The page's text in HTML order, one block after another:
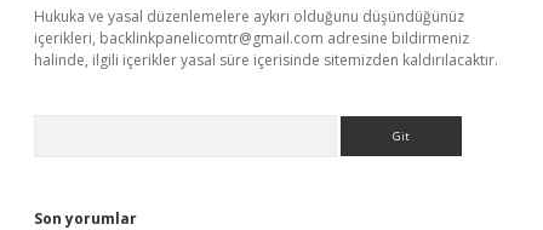
Hukuka ve yasal düzenlemelere aykırı olduğunu düşündüğünüz
içerikleri, backlinkpanelicomtr@gmail.com adresine bildirmeniz
halinde, ilgili içerikler yasal süre içerisinde sitemizden kaldırılacaktır.
Son yorumlar